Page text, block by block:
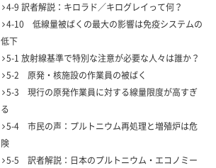
4-9 訳者解説：キロラド／キログレイって何？
4-10 低線量被ばくの最大の影響は免疫システムの
低下
5-1 放射線基準で特別な注意が必要な人々は誰か？
5-2 原発・核施設の作業員の被ばく
5-3 現行の原発作業員に対する線量限度が高すぎ
る
5-4 市民の声：プルトニウム再処理と増殖炉は危
険
5-5 訳者解説：日本のプルトニウム・エコノミー